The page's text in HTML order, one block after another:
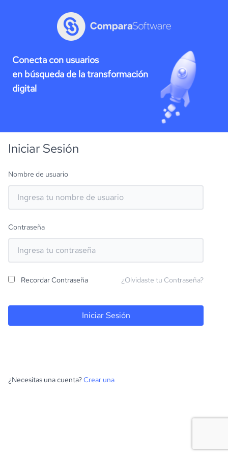
Conecta con usuarios
en búsqueda de la transformación
digital
Iniciar Sesión
Nombre de usuario
Contraseña
Recordar Contraseña ¿Olvidaste tu Contraseña?
Iniciar Sesión
¿Necesitas una cuenta?Crear una